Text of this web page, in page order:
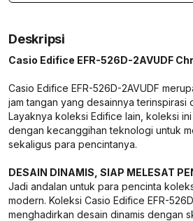
Deskripsi
Casio Edifice EFR-526D-2AVUDF
Casio Edifice EFR-526D-2AVUDF
jam tangan yang desainnya terinspirasi
Layaknya koleksi Edifice lain, koleksi
dengan kecanggihan teknologi untuk
sekaligus para pencintanya.
DESAIN DINAMIS, SIAP MELESAT
Jadi andalan untuk para pencinta
modern. Koleksi Casio Edifice EFR-
menghadirkan desain dinamis dengan